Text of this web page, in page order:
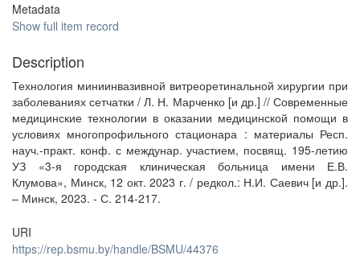
Metadata
Show full item record
Description
Технология миниинвазивной витреоретинальной хирургии при
заболеваниях сетчатки / Л. Н. Марченко [и др.] // Современные
медицинские технологии в оказании медицинской помощи в
условиях многопрофильного стационара : материалы Респ.
науч.-практ. конф. с междунар. участием, посвящ. 195-летию
УЗ «3-я городская клиническая больница имени Е.В.
Клумова», Минск, 12 окт. 2023 г. / редкол.: Н.И. Саевич [и др.].
– Минск, 2023. - С. 214-217.
URI
https://rep.bsmu.by/handle/BSMU/44376